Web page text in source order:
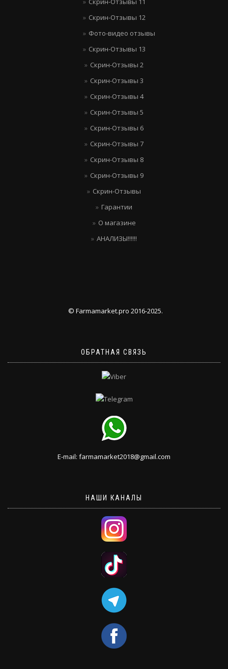
Скрин-Отзывы 12
Фото-видео отзывы
Скрин-Отзывы 13
Скрин-Отзывы 2
Скрин-Отзывы 3
Скрин-Отзывы 4
Скрин-Отзывы 5
Скрин-Отзывы 6
Скрин-Отзывы 7
Скрин-Отзывы 8
Скрин-Отзывы 9
Скрин-Отзывы
Гарантии
О магазине
АНАЛИЗЫ!!!!!!
© Farmamarket.pro 2016-2025.
ОБРАТНАЯ СВЯЗЬ
E-mail: farmamarket2018@gmail.com
НАШИ КАНАЛЫ